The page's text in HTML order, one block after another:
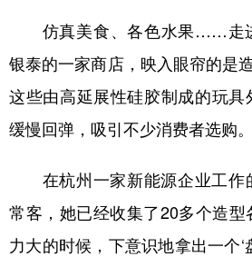
仿真美食、各色水果……走
银泰的一家商店，映入眼帘的是造
这些由高延展性硅胶制成的玩
缓慢回弹，吸引不少消费者选购。
在杭州一家新能源企业工作
常客，她已经收集了20多个造型
力大的时候，下意识地拿出一个‘